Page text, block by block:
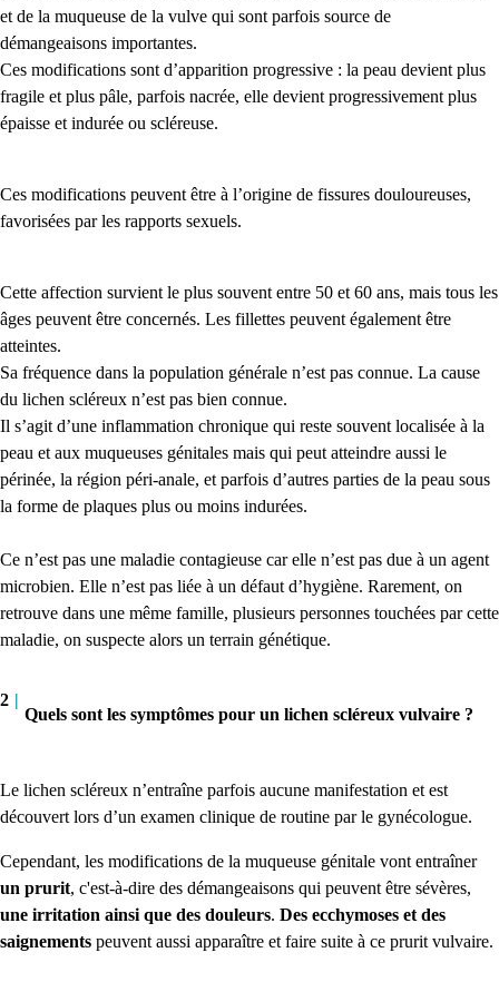
et de la muqueuse de la vulve qui sont parfois source de
démangeaisons importantes.
Ces modifications sont d’apparition progressive : la peau devient plus
fragile et plus pâle, parfois nacrée, elle devient progressivement plus
épaisse et indurée ou scléreuse.
Ces modifications peuvent être à l’origine de fissures douloureuses,
favorisées par les rapports sexuels.
Cette affection survient le plus souvent entre 50 et 60 ans, mais tous les
âges peuvent être concernés. Les fillettes peuvent également être
atteintes.
Sa fréquence dans la population générale n’est pas connue. La cause
du lichen scléreux n’est pas bien connue.
Il s’agit d’une inflammation chronique qui reste souvent localisée à la
peau et aux muqueuses génitales mais qui peut atteindre aussi le
périnée, la région péri-anale, et parfois d’autres parties de la peau sous
la forme de plaques plus ou moins indurées.
Ce n’est pas une maladie contagieuse car elle n’est pas due à un agent
microbien. Elle n’est pas liée à un défaut d’hygiène. Rarement, on
retrouve dans une même famille, plusieurs personnes touchées par cette
maladie, on suspecte alors un terrain génétique.
2 |
Quels sont les symptômes pour un lichen scléreux vulvaire ?
Le lichen scléreux n’entraîne parfois aucune manifestation et est
découvert lors d’un examen clinique de routine par le gynécologue.
Cependant, les modifications de la muqueuse génitale vont entraîner
un prurit, c'est-à-dire des démangeaisons qui peuvent être sévères,
une irritation ainsi que des douleurs. Des ecchymoses et des
saignements peuvent aussi apparaître et faire suite à ce prurit vulvaire.